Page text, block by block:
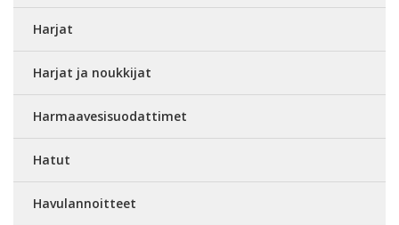
Harjat
Harjat ja noukkijat
Harmaavesisuodattimet
Hatut
Havulannoitteet